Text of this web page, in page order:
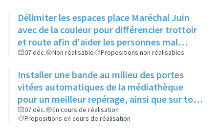
Délimiter les espaces place Maréchal Juin
avec de la couleur pour différencier trottoir
et route afin d'aider les personnes mal
voyantes
07 déc. Non réalisable Propositions non réalisables
Installer une bande au milieu des portes
vitées automatiques de la médiathèque
pour un meilleur repérage, ainsi que sur tous
les bâtiments municipaux
07 déc.
En cours de réalisation
Propositions en cours de réalisation